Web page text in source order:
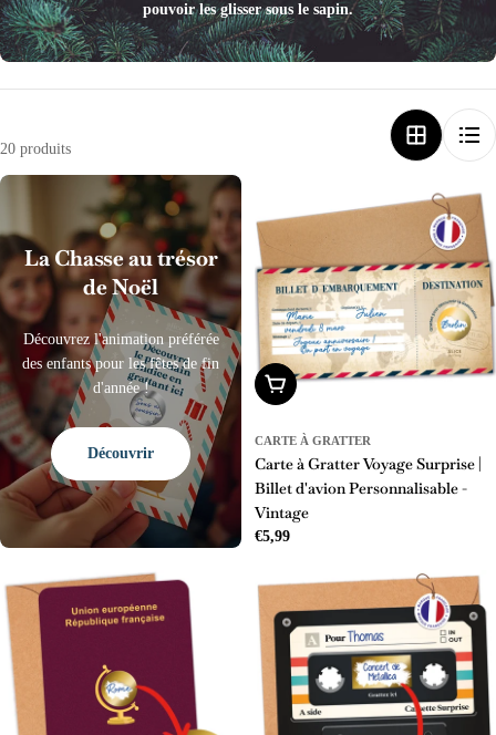
pouvoir les glisser sous le sapin.
20 produits
La Chasse au trésor
de Noël
Découvrez l'animation préférée
des enfants pour les fêtes de fin
d'année !
Découvrir
Ajouter Au Panier
CARTE À GRATTER
Carte à Gratter Voyage Surprise |
Billet d'avion Personnalisable -
Vintage
Prix
régulier
€5,99